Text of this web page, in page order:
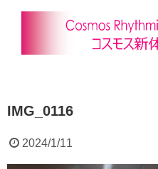
IMG_0116
2024/1/11